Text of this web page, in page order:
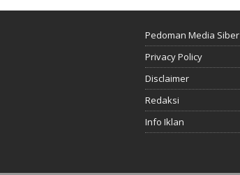
Pedoman Media Siber
Privacy Policy
Disclaimer
Redaksi
Info Iklan